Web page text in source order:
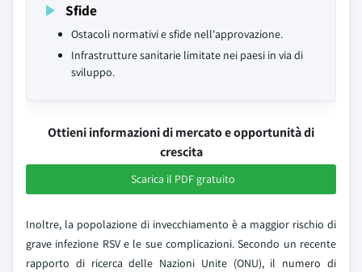
Sfide
Ostacoli normativi e sfide nell'approvazione.
Infrastrutture sanitarie limitate nei paesi in via di
sviluppo.
Ottieni informazioni di mercato e opportunità di
crescita
Scarica il PDF gratuito
Inoltre, la popolazione di invecchiamento è a maggior rischio di
grave infezione RSV e le sue complicazioni. Secondo un recente
rapporto di ricerca delle Nazioni Unite (ONU), il numero di